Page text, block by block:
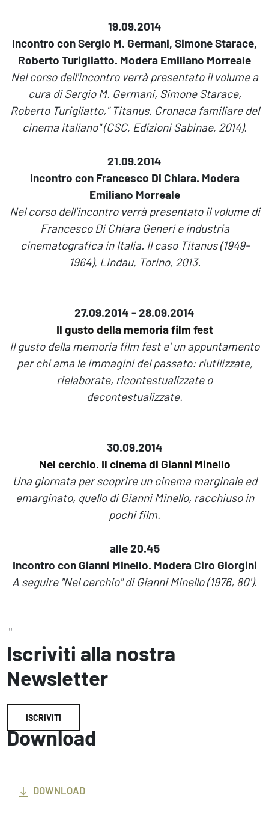
19.09.2014
Incontro con Sergio M. Germani, Simone Starace,
Roberto Turigliatto. Modera Emiliano Morreale
Nel corso dell'incontro verrà presentato il volume a
cura di Sergio M. Germani, Simone Starace,
Roberto Turigliatto," Titanus. Cronaca familiare del
cinema italiano" (CSC, Edizioni Sabinae, 2014).
21.09.2014
Incontro con Francesco Di Chiara. Modera
Emiliano Morreale
Nel corso dell'incontro verrà presentato il volume di
Francesco Di Chiara Generi e industria
cinematografica in Italia. Il caso Titanus (1949-
1964), Lindau, Torino, 2013.
27.09.2014 - 28.09.2014
Il gusto della memoria film fest
Il gusto della memoria film fest e' un appuntamento
per chi ama le immagini del passato: riutilizzate,
rielaborate, ricontestualizzate o
decontestualizzate.
30.09.2014
Nel cerchio. Il cinema di Gianni Minello
Una giornata per scoprire un cinema marginale ed
emarginato, quello di Gianni Minello, racchiuso in
pochi film.
alle 20.45
Incontro con Gianni Minello. Modera Ciro Giorgini
A seguire "Nel cerchio" di Gianni Minello (1976, 80').
"
Iscriviti alla nostra
Newsletter
ISCRIVITI
Download
DOWNLOAD